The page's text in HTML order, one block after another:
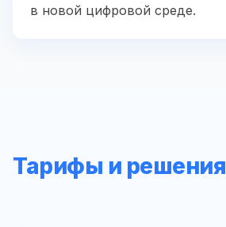
в новой цифровой среде.
Тарифы и решения